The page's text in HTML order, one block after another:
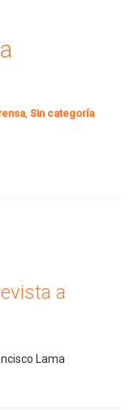
, Sin categoría
a
Lama